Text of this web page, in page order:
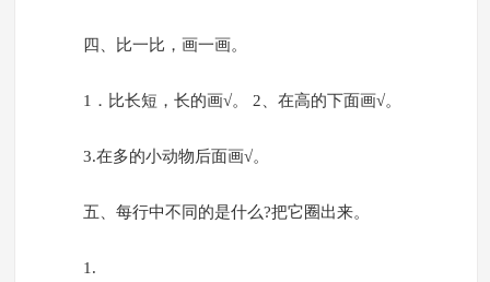
四、比一比，画一画。
1．比长短，长的画√。 2、在高的下面画√。
3.在多的小动物后面画√。
五、每行中不同的是什么?把它圈出来。
1.